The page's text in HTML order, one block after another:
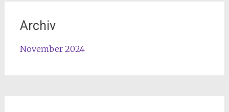
Archiv
November 2024